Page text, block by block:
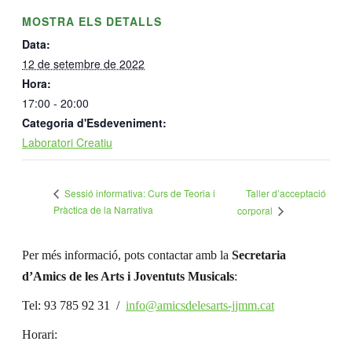
MOSTRA ELS DETALLS
Data:
12 de setembre de 2022
Hora:
17:00 - 20:00
Categoria d'Esdeveniment:
Laboratori Creatiu
Sessió informativa: Curs de Teoria i
Pràctica de la Narrativa
Taller d’acceptació
corporal
Per més informació, pots contactar amb la Secretaria
d’Amics de les Arts i Joventuts Musicals:
Tel: 93 785 92 31 / info@amicsdelesarts-jjmm.cat
Horari: